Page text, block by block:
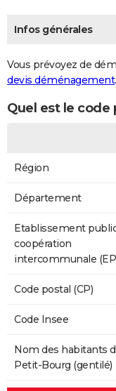
Infos générales
Vous prévoyez de
devis déménagement.
Quel est le code
Région
Département
Etablissement
coopération
intercommunale
Code postal (CP)
Code Insee
Nom des habitants
Petit-Bourg (gentilé)